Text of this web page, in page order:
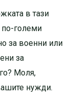
в тази
по-големи
за военни или
за
Моля,
нужди.